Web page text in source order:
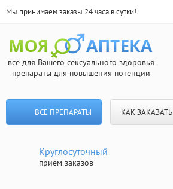
Мы принимаем заказы 24 часа в сутки!
все для Вашего сексуального здоровья
препараты для повышения потенции
ВСЕ ПРЕПАРАТЫ КАК ЗАКАЗАТЬ
Круглосуточный
прием заказов